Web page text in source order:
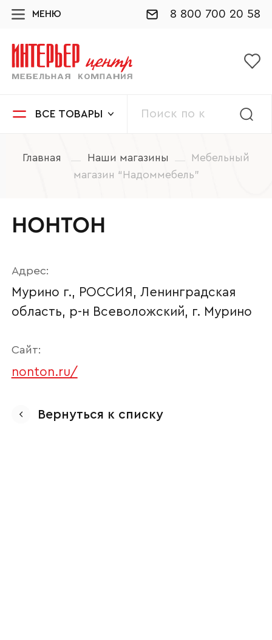
МЕНЮ 8 800 700 20 58
ВСЕ ТОВАРЫ
Главная Наши магазины
Мебельный
магазин “Надоммебель”
НОНТОН
Адрес:
Мурино г., РОССИЯ, Ленинградская
область, р-н Всеволожский, г. Мурино
Сайт:
nonton.ru/
Вернуться к списку